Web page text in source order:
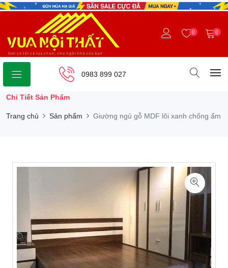
0 0
0983 899 027
Chi Tiết Sản Phẩm
Trang chủ Sản phẩm Giường ngủ gỗ MDF lõi xanh chống ẩm